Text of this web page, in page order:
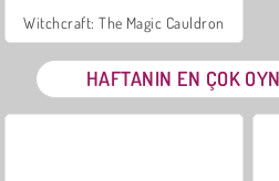
Witchcraft: The Magic Cauldron
HAFTANIN EN ÇOK